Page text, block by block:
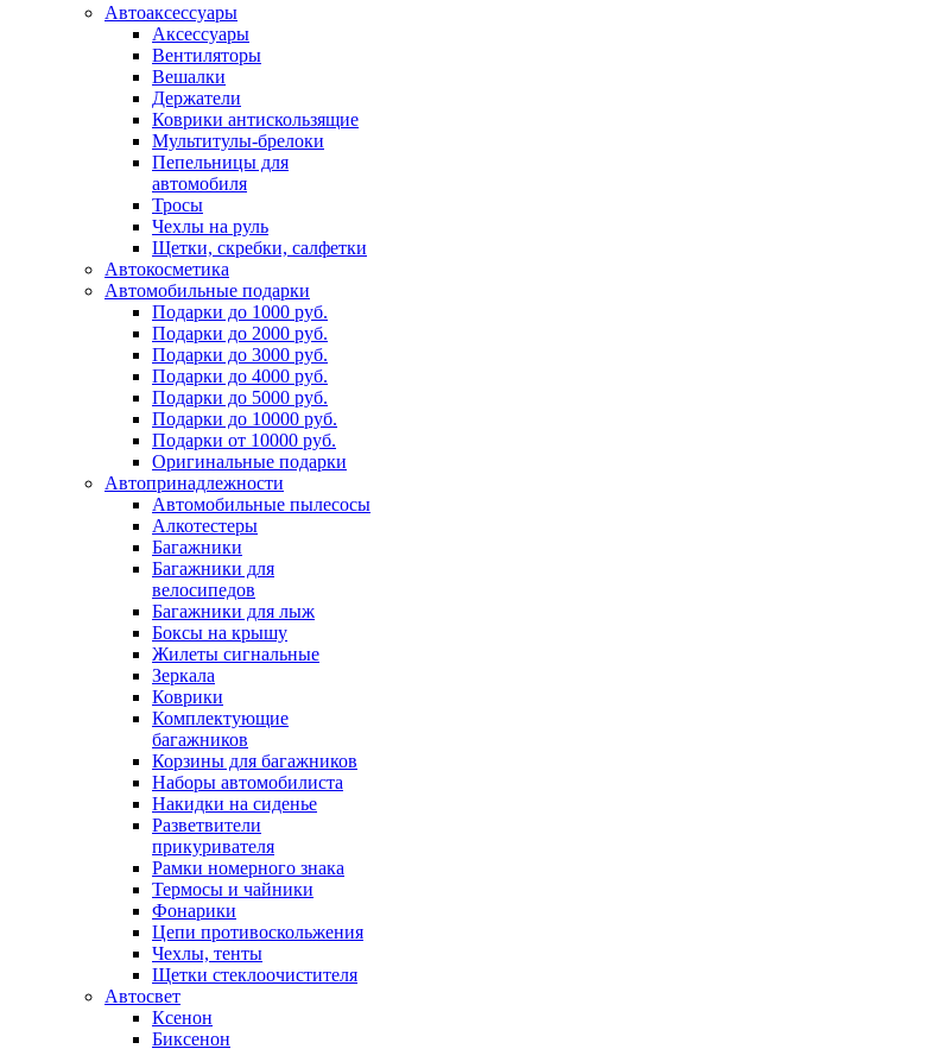
Автоаксессуары
Аксессуары
Вентиляторы
Вешалки
Держатели
Коврики антискользящие
Мультитулы-брелоки
Пепельницы для
автомобиля
Тросы
Чехлы на руль
Щетки, скребки, салфетки
Автокосметика
Автомобильные подарки
Подарки до 1000 руб.
Подарки до 2000 руб.
Подарки до 3000 руб.
Подарки до 4000 руб.
Подарки до 5000 руб.
Подарки до 10000 руб.
Подарки от 10000 руб.
Оригинальные подарки
Автопринадлежности
Автомобильные пылесосы
Алкотестеры
Багажники
Багажники для
велосипедов
Багажники для лыж
Боксы на крышу
Жилеты сигнальные
Зеркала
Коврики
Комплектующие
багажников
Корзины для багажников
Наборы автомобилиста
Накидки на сиденье
Разветвители
прикуривателя
Рамки номерного знака
Термосы и чайники
Фонарики
Цепи противоскольжения
Чехлы, тенты
Щетки стеклоочистителя
Автосвет
Ксенон
Биксенон